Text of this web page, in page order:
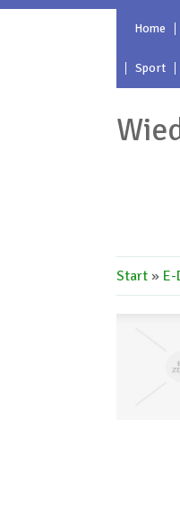
Home
Sport
Start » E-